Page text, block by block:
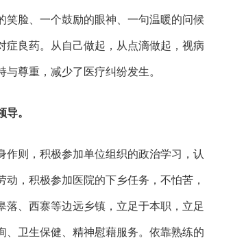
笑脸、一个鼓励的眼神、一句温暖的问候
症良药。从自己做起，从点滴做起，视病
尊重，减少了医疗纠纷发生。
。
作则，积极参加单位组织的政治学习，认
，积极参加医院的下乡任务，不怕苦，
、西寨等边远乡镇，立足于本职，立足
、卫生保健、精神慰藉服务。依靠熟练的